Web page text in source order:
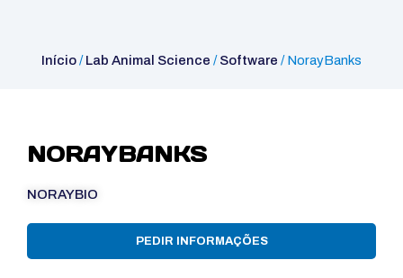
Início/Lab Animal Science /Software / NorayBanks
NORAYBANKS
NORAYBIO
PEDIR INFORMAÇÕES